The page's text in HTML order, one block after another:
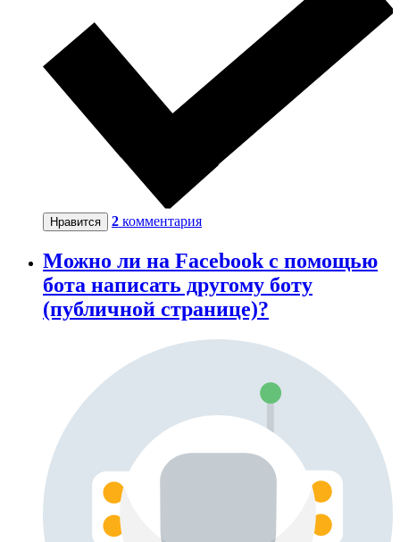
Нравится 2 комментария
Можно ли на Facebook с помощью
бота написать другому боту
(публичной странице)?